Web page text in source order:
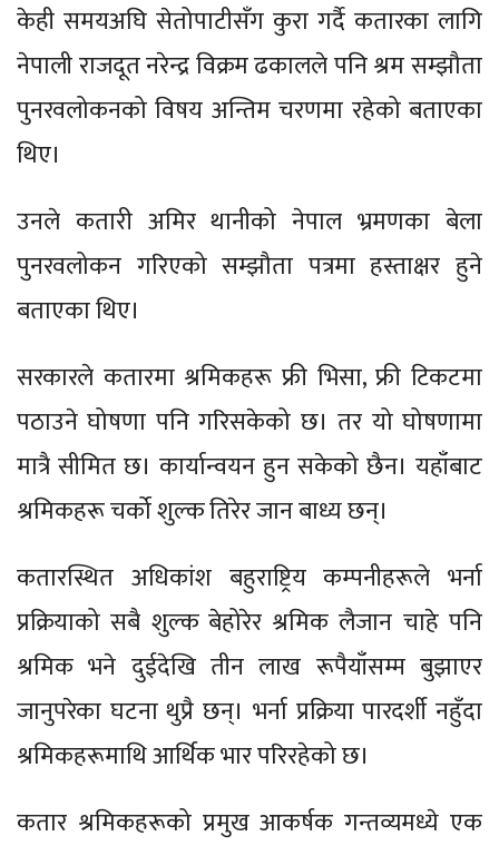
केही समयअघि सेतोपाटीसँग कुरा गर्दै कतारका लागि
नेपाली राजदूत नरेन्द्र विक्रम ढकालले पनि श्रम सम्झौता
पुनरवलोकनको विषय अन्तिम चरणमा रहेको बताएका
थिए।
उनले कतारी अमिर थानीको नेपाल भ्रमणका बेला
पुनरवलोकन गरिएको सम्झौता पत्रमा हस्ताक्षर हुने
बताएका थिए।
सरकारले कतारमा श्रमिकहरू फ्री भिसा, फ्री टिकटमा
पठाउने घोषणा पनि गरिसकेको छ। तर यो घोषणामा
मात्रै सीमित छ। कार्यान्वयन हुन सकेको छैन। यहाँबाट
श्रमिकहरू चर्को शुल्क तिरेर जान बाध्य छन्।
कतारस्थित अधिकांश बहुराष्ट्रिय कम्पनीहरूले भर्ना
प्रक्रियाको सबै शुल्क बेहोरेर श्रमिक लैजान चाहे पनि
श्रमिक भने दुईदेखि तीन लाख रूपैयाँसम्म बुझाएर
जानुपरेका घटना थुप्रै छन्। भर्ना प्रक्रिया पारदर्शी नहुँदा
श्रमिकहरूमाथि आर्थिक भार परिरहेको छ।
कतार श्रमिकहरूको प्रमुख आकर्षक गन्तव्यमध्ये एक